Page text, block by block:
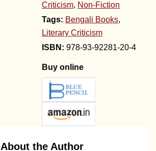
Criticism, Non-Fiction
Tags: Bengali Books,
Literary Criticism
978-93-92281-20-4
Buy online
About the Author